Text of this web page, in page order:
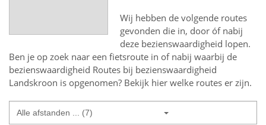
Wij hebben de volgende routes
gevonden die in, door óf nabij
deze bezienswaardigheid lopen.
Ben je op zoek naar een fietsroute in of nabij waarbij de
bezienswaardigheid Routes bij bezienswaardigheid
Landskroon is opgenomen? Bekijk hier welke routes er zijn.
Alle afstanden ... (7)